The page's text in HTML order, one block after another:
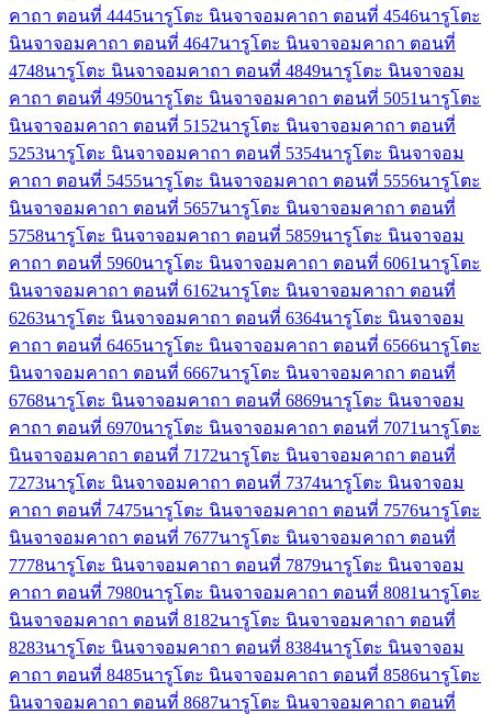
คาถา ตอนที่ 4445นารูโตะ นินจาจอมคาถา ตอนที่ 4546นารูโตะ
นินจาจอมคาถา ตอนที่ 4647นารูโตะ นินจาจอมคาถา ตอนที่
4748นารูโตะ นินจาจอมคาถา ตอนที่ 4849นารูโตะ นินจาจอม
คาถา ตอนที่ 4950นารูโตะ นินจาจอมคาถา ตอนที่ 5051 นารูโตะ
นินจาจอมคาถา ตอนที่ 51 52นารูโตะ นินจาจอมคาถา ตอนที่
5253นารูโตะ นินจาจอมคาถา ตอนที่ 5354นารูโตะ นินจาจอม
คาถา ตอนที่ 5455นารูโตะ นินจาจอมคาถา ตอนที่ 5556นารูโตะ
นินจาจอมคาถา ตอนที่ 5657นารูโตะ นินจาจอมคาถา ตอนที่
5758นารูโตะ นินจาจอมคาถา ตอนที่ 5859นารูโตะ นินจาจอม
คาถา ตอนที่ 5960นารูโตะ นินจาจอมคาถา ตอนที่ 6061 นารูโตะ
นินจาจอมคาถา ตอนที่ 6162นารูโตะ นินจาจอมคาถา ตอนที่
6263นารูโตะ นินจาจอมคาถา ตอนที่ 6364นารูโตะ นินจาจอม
คาถา ตอนที่ 6465นารูโตะ นินจาจอมคาถา ตอนที่ 6566นารูโตะ
นินจาจอมคาถา ตอนที่ 6667นารูโตะ นินจาจอมคาถา ตอนที่
6768นารูโตะ นินจาจอมคาถา ตอนที่ 6869นารูโตะ นินจาจอม
คาถา ตอนที่ 6970นารูโตะ นินจาจอมคาถา ตอนที่ 7071 นารูโตะ
นินจาจอมคาถา ตอนที่ 71 72นารูโตะ นินจาจอมคาถา ตอนที่
7273นารูโตะ นินจาจอมคาถา ตอนที่ 7374นารูโตะ นินจาจอม
คาถา ตอนที่ 7475นารูโตะ นินจาจอมคาถา ตอนที่ 7576นารูโตะ
นินจาจอมคาถา ตอนที่ 7677นารูโตะ นินจาจอมคาถา ตอนที่
7778นารูโตะ นินจาจอมคาถา ตอนที่ 7879นารูโตะ นินจาจอม
คาถา ตอนที่ 7980นารูโตะ นินจาจอมคาถา ตอนที่ 8081 นารูโตะ
นินจาจอมคาถา ตอนที่ 8182นารูโตะ นินจาจอมคาถา ตอนที่
8283นารูโตะ นินจาจอมคาถา ตอนที่ 8384นารูโตะ นินจาจอม
คาถา ตอนที่ 8485นารูโตะ นินจาจอมคาถา ตอนที่ 8586นารูโตะ
นินจาจอมคาถา ตอนที่ 8687นารูโตะ นินจาจอมคาถา ตอนที่